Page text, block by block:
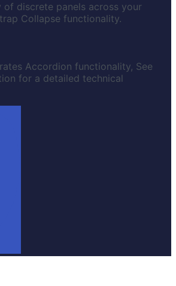
discrete panels across your
Collapse functionality.
Accordion functionality, See
for a detailed technical